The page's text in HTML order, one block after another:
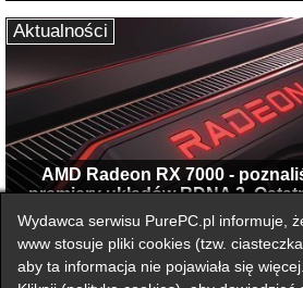
AMD Radeon RX 7000 -
premiery układów RDNA 3.
będzie niezwykle
Aktualności
Przełącz na wersję
Wydawca serwisu PurePC.pl informuje,
www stosuje pliki cookies (tzw.
aby ta informacja nie pojawiała się więcej.